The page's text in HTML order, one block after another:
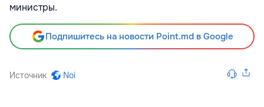
министры.
Подпишитесь на новости Point.md в Google
Источник Noi